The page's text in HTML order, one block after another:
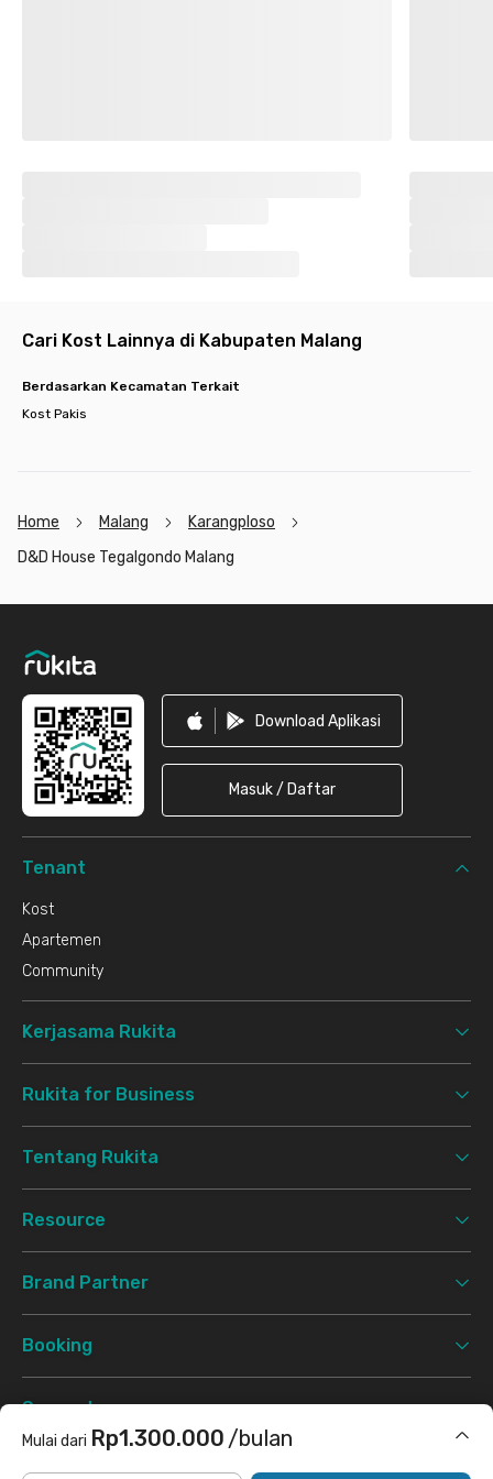
Mulai dari Rp1.300.000 /bulan
Cari Kost Lainnya di Kabupaten Malang
Berdasarkan Kecamatan Terkait
Kost Pakis
Home Malang
Karangploso
D&D House Tegalgondo Malang
Download Aplikasi
Masuk / Daftar
Tenant
Kost
Apartemen
Community
Kerjasama Rukita
Rukita for Business
Tentang Rukita
Resource
Brand Partner
Booking
Support
Syarat & Ketentuan Kebijakan Privasi